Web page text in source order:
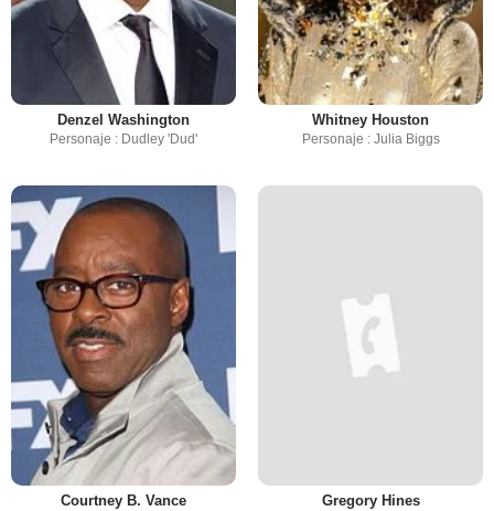
Denzel Washington
Personaje : Dudley 'Dud'
Whitney Houston
Personaje : Julia Biggs
Courtney B. Vance Gregory Hines